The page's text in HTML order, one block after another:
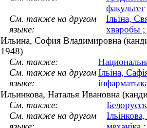
факультет
См. также на другом
языке:
Ільіна,
хваробы
Ильина, София Владимировна
1948)
См. также:
См. также на другом
языке:
Ільіна,
Ильинкова, Наталья Ивановна
См. также:
См. также на другом